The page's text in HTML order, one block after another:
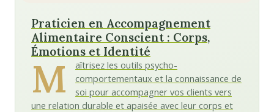
Praticien en Accompagnement
Alimentaire Conscient : Corps,
Émotions et Identité
M
aîtrisez les outils psycho-
comportementaux et la connaissance de
soi pour accompagner vos clients vers
une relation durable et apaisée avec leur corps et